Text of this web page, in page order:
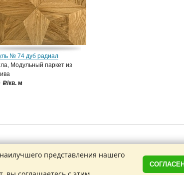
№ 74 дуб радиал
Модульный паркет из
a/кв. м
представления нашего
СОГЛАСЕН